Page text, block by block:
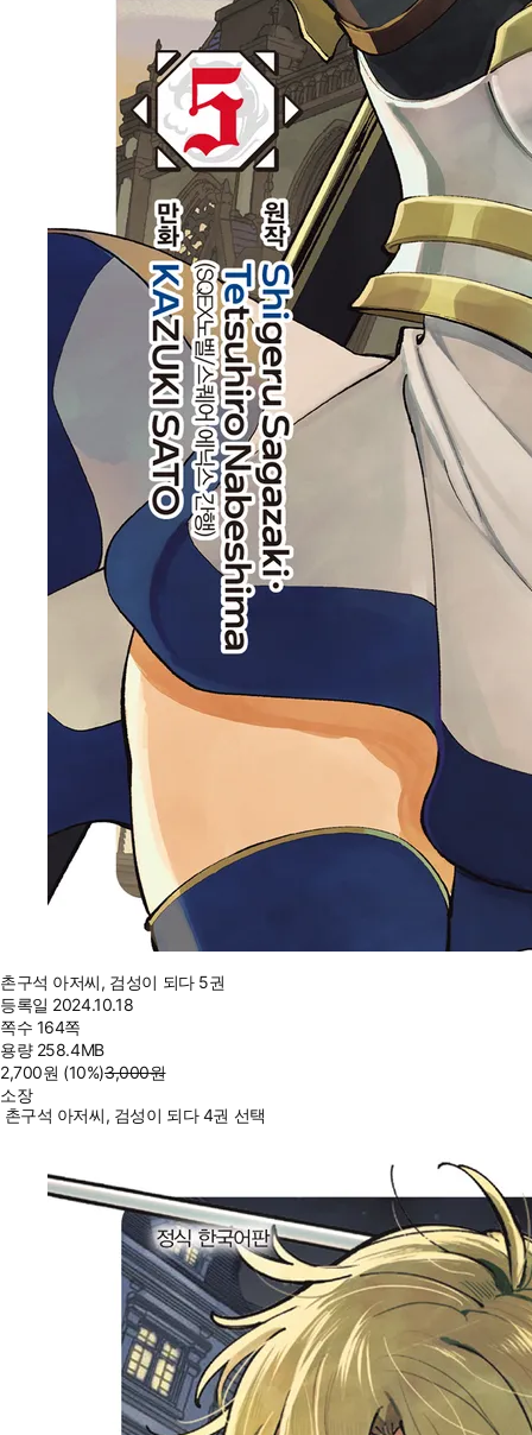
촌구석 아저씨, 검성이 되다 5권
등록일 2024.10.18
쪽수 164쪽
용량 258.4MB
2,700원 (10%)3,000원
소장
촌구석 아저씨, 검성이 되다 4권 선택